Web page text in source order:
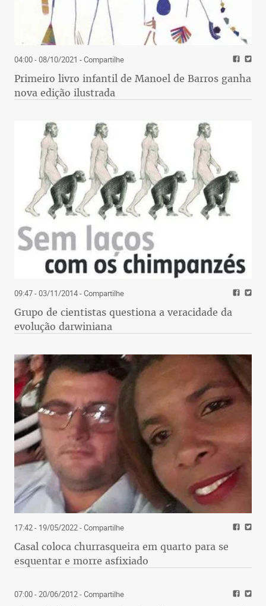
04:00 - 08/10/2021 - Compartilhe
Primeiro livro infantil de Manoel de Barros ganha
nova edição ilustrada
09:47 - 03/11/2014- Compartilhe
Grupo de cientistas questiona a veracidade da
evolução darwiniana
17:42 - 19/05/2022- Compartilhe
Casal coloca churrasqueira em quarto para se
esquentar e morre asfixiado
07:00 - 20/06/2012- Compartilhe